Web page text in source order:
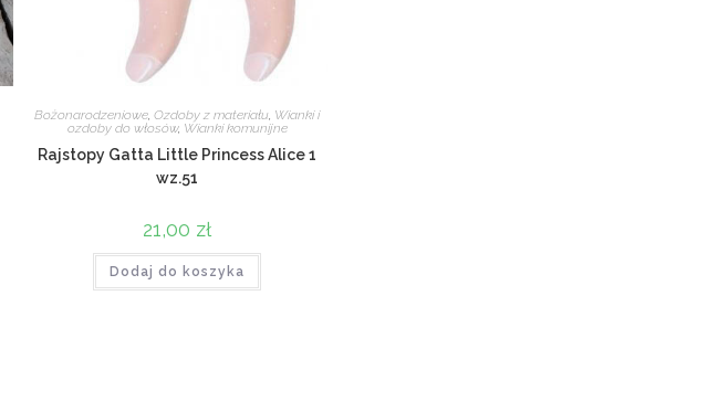
Bożonarodzeniowe,Ozdoby z materiału, Wianki i
ozdoby do włosów, Wianki komunijne
Rajstopy Gatta Little Princess Alice 1
wz.51
21,00 zł
Dodaj do koszyka